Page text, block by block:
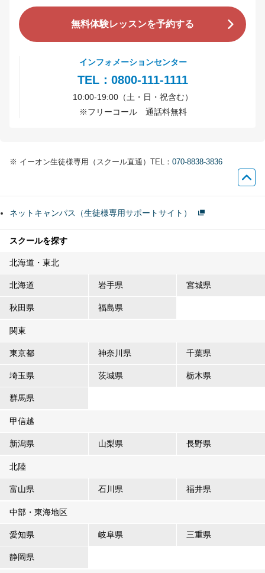
無料体験レッスンを予約する
インフォメーションセンター
TEL：0800-111-1111
10:00-19:00（土・日・祝含む）
※フリーコール 通話料無料
※ イーオン生徒様専用（スクール直通）TEL： 070-8838-3836
ネットキャンパス（生徒様専用サポートサイト）
スクールを探す
北海道・東北
北海道 岩手県 宮城県
秋田県 福島県
関東
東京都 神奈川県 千葉県
埼玉県 茨城県 栃木県
群馬県
甲信越
新潟県 山梨県 長野県
北陸
富山県 石川県 福井県
中部・東海地区
愛知県 岐阜県 三重県
静岡県